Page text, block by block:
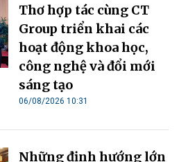
Thơ hợp tác cùng CT
Group triển khai các
hoạt động khoa học,
công nghệ và đổi mới
sáng tạo
06/08/2026 10:31
Những định hướng lớn